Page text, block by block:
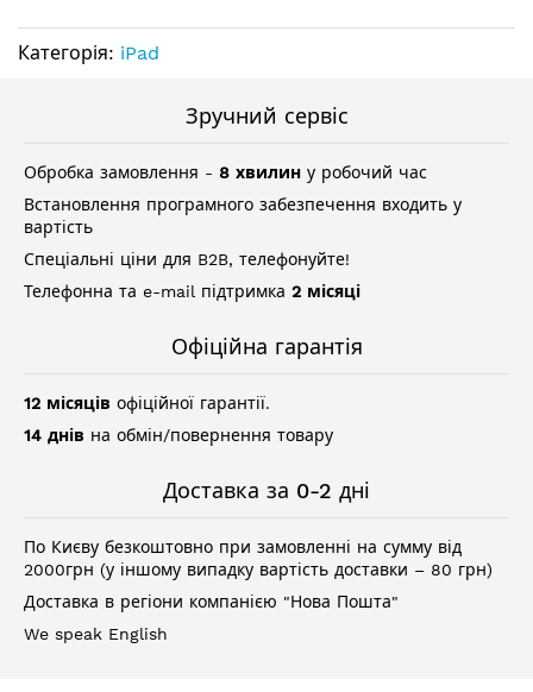
Категорія: iPad
Зручний сервіс
Обробка замовлення - 8 хвилин у робочий час
Встановлення програмного забезпечення входить у
вартість
Спеціальні ціни для B2B, телефонуйте!
Телефонна та e-mail підтримка 2 місяці
Офіційна гарантія
12 місяців офіційної гарантії.
14 днів на обмін/повернення товару
Доставка за 0-2 дні
По Києву безкоштовно при замовленні на сумму від
2000грн (у іншому випадку вартість доставки – 80 грн)
Доставка в регіони компанією "Нова Пошта"
We speak English